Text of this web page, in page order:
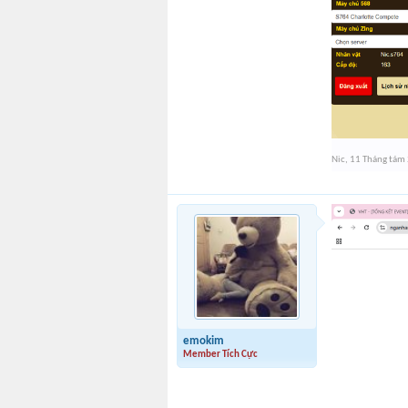
Nic, 11 Tháng
emokim
Member Tích Cực